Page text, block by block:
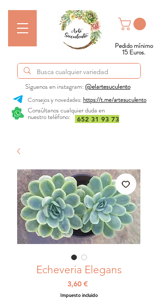
Consúltanos cualquier duda en
nuestro teléfono:
Síguenos en instagram:@elartesuculento
652 31 93 73
Consejos y novedades: https://t.me/artesuculento
Pedido mínimo
15 Euros.
Echeveria Elegans
3,60 €Precio
Impuesto incluido